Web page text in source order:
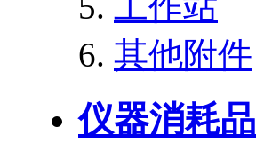
其他附件
仪器消耗品